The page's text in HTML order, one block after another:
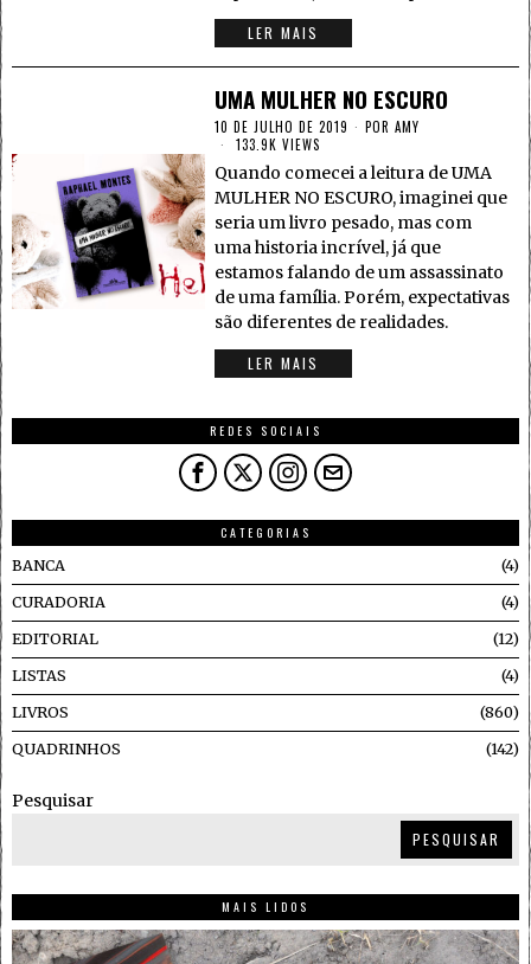
LER MAIS
UMA MULHER NO ESCURO
10 DE JULHO DE 2019 PORAMY
133.9K VIEWS
Quando comecei a leitura de UMA
MULHER NO ESCURO, imaginei que
seria um livro pesado, mas com
uma historia incrível, já que
estamos falando de um assassinato
de uma família. Porém, expectativas
são diferentes de realidades.
LER MAIS
REDES SOCIAIS
CATEGORIAS
BANCA
4
CURADORIA 4
EDITORIAL 12
LISTAS 4
LIVROS 860
QUADRINHOS 142
Pesquisar
PESQUISAR
MAIS LIDOS